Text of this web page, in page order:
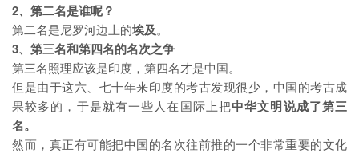
2、第二名是谁呢？
第二名是尼罗河边上的埃及。
3、第三名和第四名的名次之争
第三名照理应该是印度，第四名才是中国。
但是由于这六、七十年来印度的考古发现很少，中国的考古成
果较多的，于是就有一些人在国际上把中华文明说成了第三
名。
然而，真正有可能把中国的名次往前推的一个非常重要的文化